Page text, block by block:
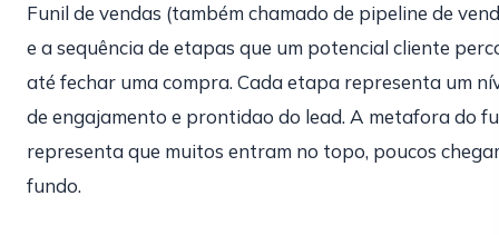
Funil de vendas (também chamado de pipeline de
e a sequência de etapas que um potencial cliente
até fechar uma compra. Cada etapa representa um
de engajamento e prontidao do lead. A metafora do
representa que muitos entram no topo, poucos
fundo.